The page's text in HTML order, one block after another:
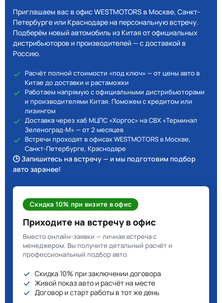
Приглашаем вас в офис WESTMOTORS в Москве, Санкт-
Петербурге или Краснодаре на персональную встречу.
Подберём новый автомобиль из Китая от официальных
дистрибьюторов и производителей — с доставкой в
Россию.
Расчёт полной стоимости «под ключ» — от цены авто в
Китае до доставки и растаможки
Работаем напрямую с официальными дистрибьюторами
и производителями Китая. Поможем с кредитом или
лизингом
Доставка через хаб МЦПС «Хоргос» на СВХ «Терминал
Зеленоград-М» — от 2 месяцев
Встречи проходят в офисах WESTMOTORS в Москве,
Санкт-Петербурге, Краснодаре
🕒 Запишитесь на встречу — и мы подготовим подбор
авто заранее!
Скидка 10% при визите в офис
Приходите на встречу в офис
Вместо онлайн-заявки — личная встреча с
менеджером. Вы получите детальный расчёт и
профессиональный подбор авто.
Скидка 10% при заключении договора
Живой показ авто и расчёт на месте
Договор и старт работы в тот же день